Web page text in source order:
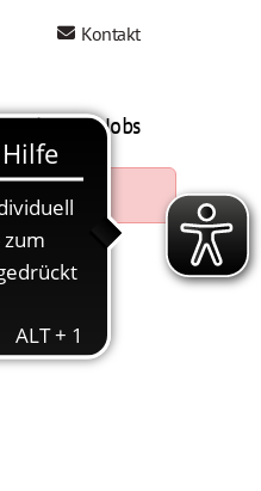
Kontakt
Mein AWO Jobs